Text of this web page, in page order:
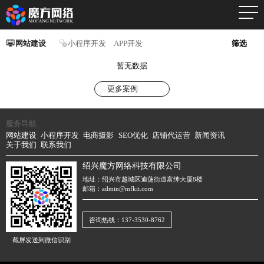
网站建设 小程序开发 APP开发 筛选
暂无数据
更多案例
服务导航
网站建设 小程序开发 电商摄影 SEO优化 店铺代运营 新闻资讯
关于我们
联系我们
截屏发送到微信识别
绍兴魔方网络科技有限公司
地址：绍兴市越城区迪荡街道富绅大厦8楼
邮箱：admin@mfkit.com
咨询热线：137-3530-8762